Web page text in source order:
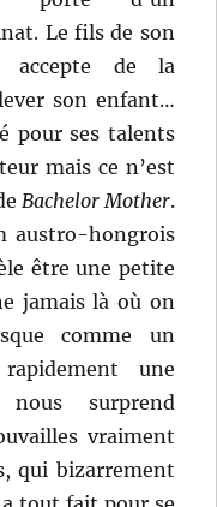
Le fils de son
accepte de la
son enfant…
pour ses talents
mais ce n’est
Bachelor Mother.
austro-hongrois
être une petite
jamais là où on
comme un
une
nous surprend
vraiment
qui bizarrement